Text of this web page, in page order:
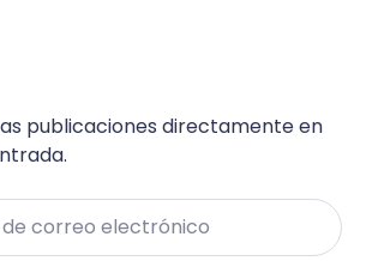
publicaciones directamente en